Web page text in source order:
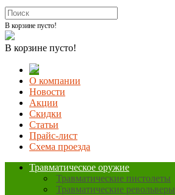
В корзине пусто!
В корзине пусто!
О компании
Новости
Акции
Скидки
Статьи
Прайс-лист
Схема проезда
Травматическое оружие
Травматические пистолеты
Травматические револьверы